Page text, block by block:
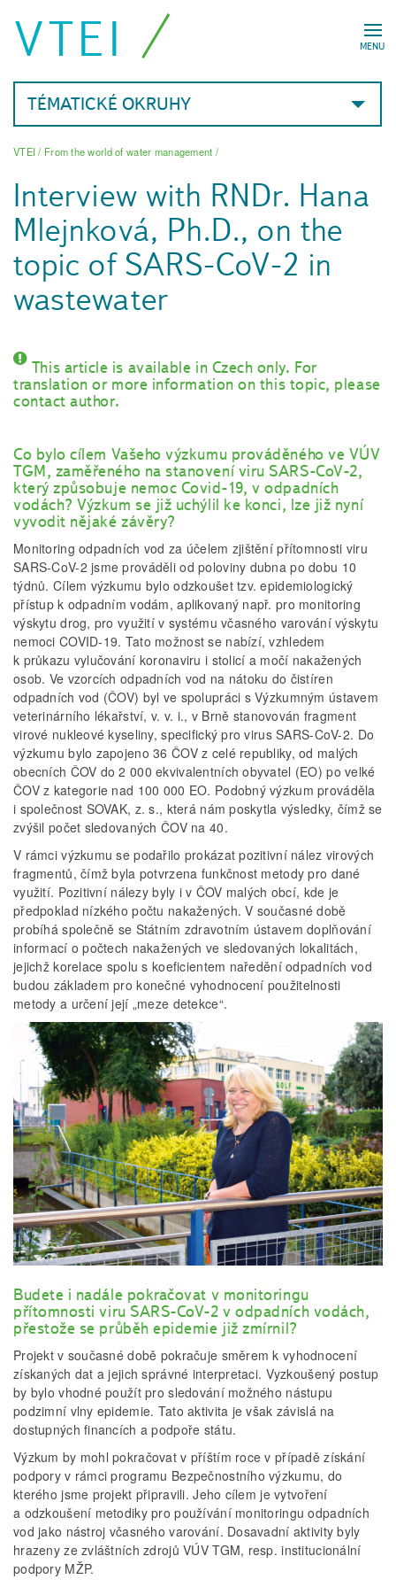
MENU
VTEI
TÉMATICKÉ OKRUHY
VTEI/ From the world of water management /
Interview with RNDr. Hana
Mlejnková, Ph.D., on the
topic of SARS-CoV-2 in
wastewater
This article is available in Czech only. For
translation or more information on this topic, please
contact author.
Co bylo cílem Vašeho výzkumu prováděného ve VÚV
TGM, zaměřeného na stanovení viru SARS-CoV-2,
který způsobuje nemoc Covid-19, v odpadních
vodách? Výzkum se již uchýlil ke konci, lze již nyní
vyvodit nějaké závěry?
Monitoring odpadních vod za účelem zjištění přítomnosti viru
SARS-CoV-2 jsme prováděli od poloviny dubna po dobu 10
týdnů. Cílem výzkumu bylo odzkoušet tzv. epidemiologický
přístup k odpadním vodám, aplikovaný např. pro monitoring
výskytu drog, pro využití v systému včasného varování výskytu
nemoci COVID-19. Tato možnost se nabízí, vzhledem
k průkazu vylučování koronaviru i stolicí a močí nakažených
osob. Ve vzorcích odpadních vod na nátoku do čistíren
odpadních vod (ČOV) byl ve spolupráci s Výzkumným ústavem
veterinárního lékařství, v. v. i., v Brně stanovován fragment
virové nukleové kyseliny, specifický pro virus SARS-CoV-2. Do
výzkumu bylo zapojeno 36 ČOV z celé republiky, od malých
obecních ČOV do 2 000 ekvivalentních obyvatel (EO) po velké
ČOV z kategorie nad 100 000 EO. Podobný výzkum prováděla
i společnost SOVAK, z. s., která nám poskytla výsledky, čímž se
zvýšil počet sledovaných ČOV na 40.
V rámci výzkumu se podařilo prokázat pozitivní nález virových
fragmentů, čímž byla potvrzena funkčnost metody pro dané
využití. Pozitivní nálezy byly i v ČOV malých obcí, kde je
předpoklad nízkého počtu nakažených. V současné době
probíhá společně se Státním zdravotním ústavem doplňování
informací o počtech nakažených ve sledovaných lokalitách,
jejichž korelace spolu s koeficientem naředění odpadních vod
budou základem pro konečné vyhodnocení použitelnosti
metody a určení její „meze detekce“.
Budete i nadále pokračovat v monitoringu
přítomnosti viru SARS-CoV-2 v odpadních vodách,
přestože se průběh epidemie již zmírnil?
Projekt v současné době pokračuje směrem k vyhodnocení
získaných dat a jejich správné interpretaci. Vyzkoušený postup
by bylo vhodné použít pro sledování možného nástupu
podzimní vlny epidemie. Tato aktivita je však závislá na
dostupných financích a podpoře státu.
Výzkum by mohl pokračovat v příštím roce v případě získání
podpory v rámci programu Bezpečnostního výzkumu, do
kterého jsme projekt připravili. Jeho cílem je vytvoření
a odzkoušení metodiky pro používání monitoringu odpadních
vod jako nástroj včasného varování. Dosavadní aktivity byly
hrazeny ze zvláštních zdrojů VÚV TGM, resp. institucionální
podpory MŽP.